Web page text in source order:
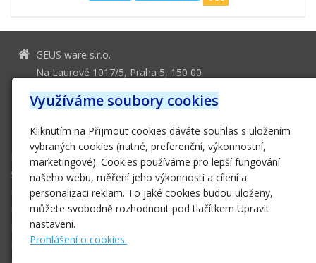
GEUS ware s.r.o.
Na Laurové 1017/5, Praha 5, 150 00
geus@geus.cz
251 552 161
Domů
Software
Hardware
E-SHOP
Podpora
Ke stažení
Využíváme soubory cookies
Kliknutím na Přijmout cookies dáváte souhlas s uložením
vybraných cookies (nutné, preferenční, výkonnostní,
marketingové). Cookies používáme pro lepší fungování
našeho webu, měření jeho výkonnosti a cílení a
personalizaci reklam. To jaké cookies budou uloženy,
můžete svobodně rozhodnout pod tlačítkem Upravit
nastavení.
Prohlášení o cookies.